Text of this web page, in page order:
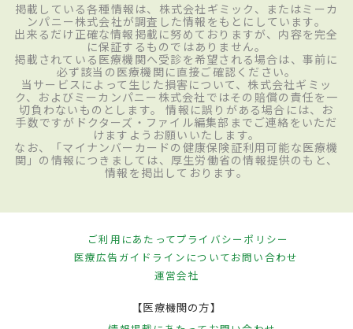
掲載している各種情報は、株式会社ギミック、またはミーカ
ンパニー株式会社が調査した情報をもとにしています。
出来るだけ正確な情報掲載に努めておりますが、内容を完全
に保証するものではありません。
掲載されている医療機関へ受診を希望される場合は、事前に
必ず該当の医療機関に直接ご確認ください。
当サービスによって生じた損害について、株式会社ギミッ
ク、およびミーカンパニー株式会社ではその賠償の責任を一
切負わないものとします。 情報に誤りがある場合には、お
手数ですがドクターズ・ファイル編集部までご連絡をいただ
けますようお願いいたします。
なお、「マイナンバーカードの健康保険証利用可能な医療機
関」の情報につきましては、厚生労働省の情報提供のもと、
情報を掲出しております。
ご利用にあたってプライバシーポリシー
医療広告ガイドラインについてお問い合わせ
運営会社
【医療機関の方】